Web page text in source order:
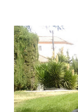
canal. Pero, ¿y
Vida?, pues
que intenta
durante la
el canal, los